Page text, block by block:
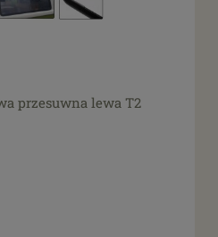
przesuwna lewa T2